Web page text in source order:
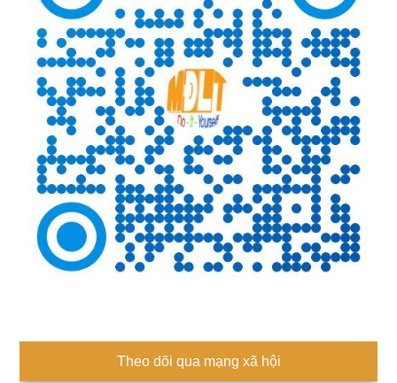
Theo dõi qua mạng xã hội